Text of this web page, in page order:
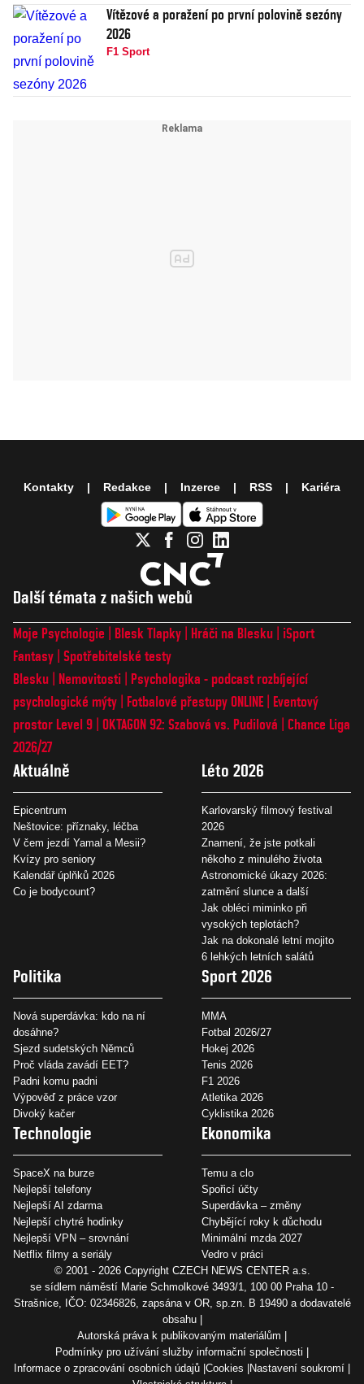
Vítězové a poražení po první polovině sezóny
2026
F1 Sport
Další témata z našich webů
Moje Psychologie Blesk Tlapky Hráči na Blesku
iSport
Fantasy Spotřebitelské testy
Blesku
Nemovitosti
Psychologika - podcast rozbíjející
psychologické mýty
Fotbalové přestupy ONLINE
Eventový
prostor Level 9 OKTAGON 92: Szabová vs. Pudilová
Chance Liga
2026/27
Aktuálně
Epicentrum
Neštovice: příznaky, léčba
V čem jezdí Yamal a Mesii?
Kvízy pro seniory
Kalendář úplňků 2026
Co je bodycount?
Léto 2026
Karlovarský filmový festival
2026
Znamení, že jste potkali
někoho z minulého života
Astronomické úkazy 2026:
zatmění slunce a další
Jak obléci miminko při
vysokých teplotách?
Jak na dokonalé letní mojito
6 lehkých letních salátů
Politika
Nová superdávka: kdo na ní
dosáhne?
Sjezd sudetských Němců
Proč vláda zavádí EET?
Padni komu padni
Výpověď z práce vzor
Divoký kačer
Sport 2026
MMA
Fotbal 2026/27
Hokej 2026
Tenis 2026
F1 2026
Atletika 2026
Cyklistika 2026
Technologie
SpaceX na burze
Nejlepší telefony
Nejlepší AI zdarma
Nejlepší chytré hodinky
Nejlepší VPN – srovnání
Netflix filmy a seriály
Ekonomika
Temu a clo
Spořicí účty
Superdávka – změny
Chybějící roky k důchodu
Minimální mzda 2027
Vedro v práci
Kontakty Redakce Inzerce RSS Kariéra
© 2001 - 2026 Copyright CZECH NEWS CENTER a.s.
se sídlem náměstí Marie Schmolkové 3493/1, 100 00 Praha 10 -
Strašnice, IČO: 02346826, zapsána v OR, sp.zn. B 19490 a dodavatelé
obsahu
Autorská práva k publikovaným materiálům
Podmínky pro užívání služby informační společnosti
Informace o zpracování osobních údajů Cookies
Nastavení soukromí